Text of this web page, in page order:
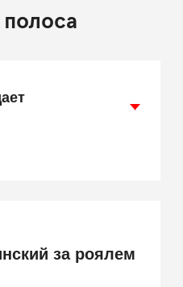
полоса
за роялем